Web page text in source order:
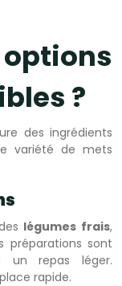
?
des ingrédients
variété de mets
légumes frais,
préparations sont
un repas léger.
rapide.